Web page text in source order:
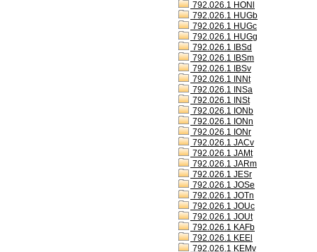
792.026.1 HONl
792.026.1 HUGb
792.026.1 HUGc
792.026.1 HUGg
792.026.1 IBSd
792.026.1 IBSm
792.026.1 IBSv
792.026.1 INNt
792.026.1 INSa
792.026.1 INSt
792.026.1 IONb
792.026.1 IONn
792.026.1 IONr
792.026.1 JACv
792.026.1 JAMt
792.026.1 JARm
792.026.1 JESr
792.026.1 JOSe
792.026.1 JOTn
792.026.1 JOUc
792.026.1 JOUt
792.026.1 KAFb
792.026.1 KEEl
792.026.1 KEMv